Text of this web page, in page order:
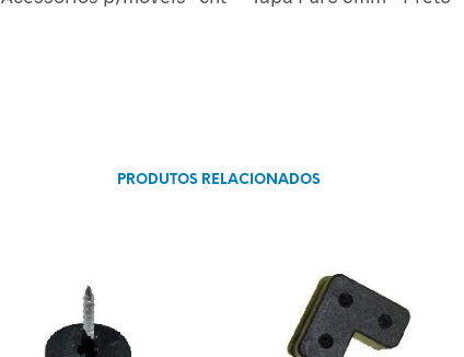
PRODUTOS RELACIONADOS